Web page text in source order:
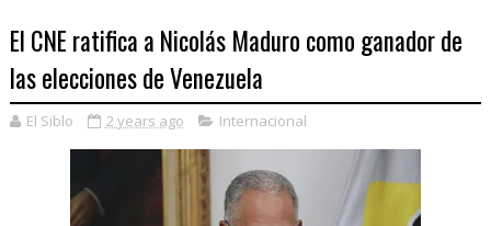
El CNE ratifica a Nicolás Maduro como ganador de
las elecciones de Venezuela
El Siblo 2 years ago Internacional